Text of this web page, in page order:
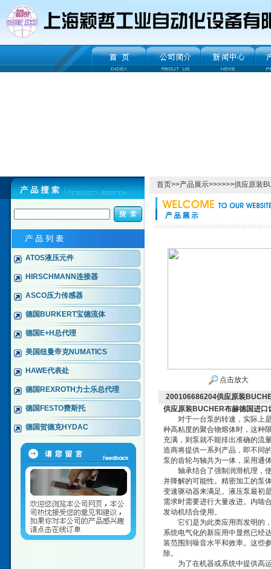
ATOS液压元件
HIRSCHMANN连接器
ASCO压力传感器
德国BURKERT宝德流体
德国E+H总代理
美国纽曼帝克NUMATICS
HAWE代表处
德国REXROTH力士乐总代理
德国FESTO费斯托
德国贺德克HYDAC
首页>>产品展示>>>>>>供应原装
点击放大
200106686204供应原装
供应原装BUCHER布赫德国进口
对于一台泵的转速，实际上是
种高粘度的聚合物熔体时，这种
充满，则泵就不能排出准确的流
造商将提供一系列产品，即不同
泵的齿轮与轴共为一体，采用通
轴承结合了强制润滑机理，使
并降解的可能性。精密加工的泵
变速驱动器来满足。液压泵最初
需求时需要进行大量改进。内啮
发动机结合使用。
它们是为此类应用而发明的，
系统电气化的新应用中显然已经
装范围到噪音水平和效率。这些
除。
为了在机器或系统中提供高运